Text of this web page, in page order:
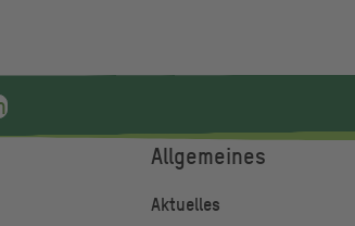
Allgemeines
Aktuelles